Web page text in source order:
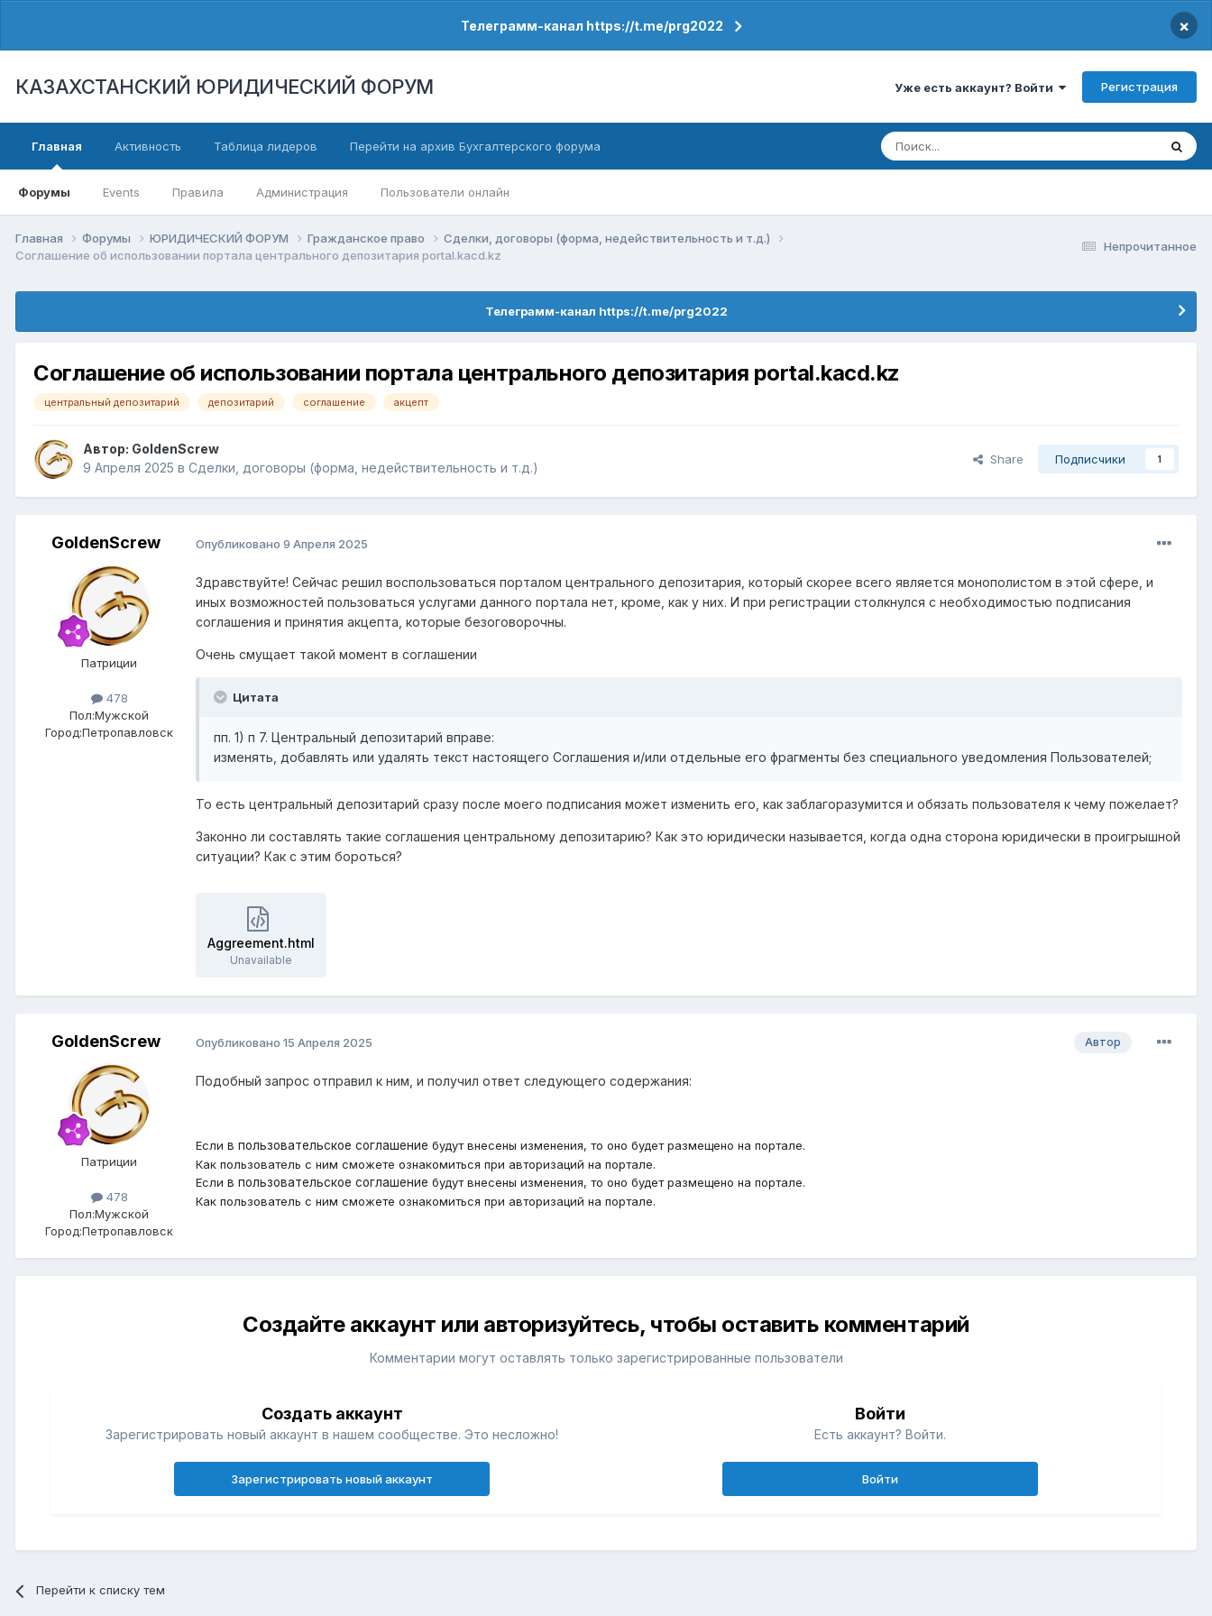
Телеграмм-канал https://t.me/prg2022 ×
КАЗАХСТАНСКИЙ ЮРИДИЧЕСКИЙ ФОРУМ Уже есть аккаунт? Войти Регистрация
Главная
Форумы Events Правила Администрация Пользователи онлайн
Активность Таблица лидеров Перейти на архив Бухгалтерского форума
Непрочитанное
Главная Форумы ЮРИДИЧЕСКИЙ ФОРУМ Гражданское право
Сделки, договоры (форма, недействительность и т.д.)
Cоглашение об использовании портала центрального депозитария portal.kacd.kz
Телеграмм-канал https://t.me/prg2022
Cоглашение об использовании портала центрального депозитария portal.kacd.kz
центральный депозитарий депозитарий соглашение акцепт
Автор: GoldenScrew
9 Апреля 2025 в Сделки, договоры (форма, недействительность и т.д.)
Share Подписчики 1
GoldenScrew
Патриции
478
Пол:Мужской
Город:Петропавловск
Опубликовано 9 Апреля 2025
Здравствуйте! Сейчас решил воспользоваться порталом центрального депозитария, который скорее всего является монополистом в этой сфере, и
иных возможностей пользоваться услугами данного портала нет, кроме, как у них. И при регистрации столкнулся с необходимостью подписания
соглашения и принятия акцепта, которые безоговорочны.
Очень смущает такой момент в соглашении
Цитата
пп. 1) п 7. Центральный депозитарий вправе:
изменять, добавлять или удалять текст настоящего Соглашения и/или отдельные его фрагменты без специального уведомления Пользователей;
То есть центральный депозитарий сразу после моего подписания может изменить его, как заблагоразумится и обязать пользователя к чему пожелает?
Законно ли составлять такие соглашения центральному депозитарию? Как это юридически называется, когда одна сторона юридически в проигрышной
ситуации? Как с этим бороться?
Aggreement.html
Unavailable
GoldenScrew
Патриции
478
Пол:Мужской
Город:Петропавловск
Автор
Опубликовано 15 Апреля 2025
Подобный запрос отправил к ним, и получил ответ следующего содержания:
Если в пользовательское соглашение будут внесены изменения, то оно будет размещено на портале.
Как пользователь с ним сможете ознакомиться при авторизаций на портале.
Если в пользовательское соглашение будут внесены изменения, то оно будет размещено на портале.
Как пользователь с ним сможете ознакомиться при авторизаций на портале.
Создайте аккаунт или авторизуйтесь, чтобы оставить комментарий
Комментарии могут оставлять только зарегистрированные пользователи
Создать аккаунт
Зарегистрировать новый аккаунт в нашем сообществе. Это несложно!
Зарегистрировать новый аккаунт
Войти
Есть аккаунт? Войти.
Войти
Перейти к списку тем